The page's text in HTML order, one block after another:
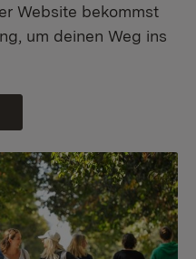
Website bekommst
um deinen Weg ins